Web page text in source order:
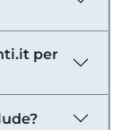
per